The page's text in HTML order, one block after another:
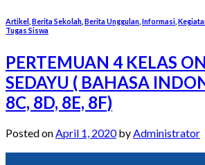
Artikel Berita Sekolah Berita Unggulan Informasi
Tugas Siswa
PERTEMUAN 4 KELAS
SEDAYU ( BAHASA
8C, 8D, 8E, 8F)
Posted on April 1, 2020by Administrator